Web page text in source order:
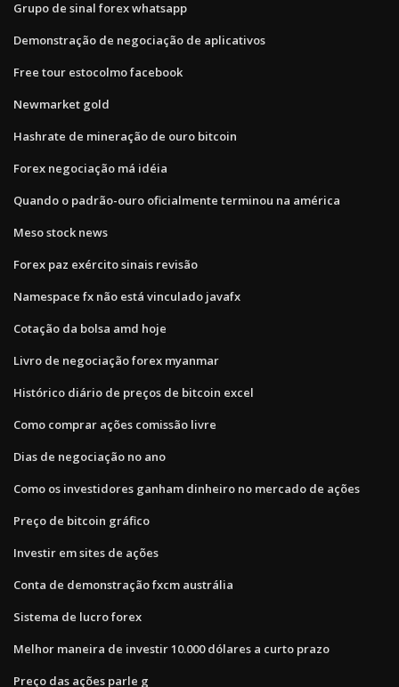
Grupo de sinal forex whatsapp
Demonstração de negociação de aplicativos
Free tour estocolmo facebook
Newmarket gold
Hashrate de mineração de ouro bitcoin
Forex negociação má idéia
Quando o padrão-ouro oficialmente terminou na américa
Meso stock news
Forex paz exército sinais revisão
Namespace fx não está vinculado javafx
Cotação da bolsa amd hoje
Livro de negociação forex myanmar
Histórico diário de preços de bitcoin excel
Como comprar ações comissão livre
Dias de negociação no ano
Como os investidores ganham dinheiro no mercado de ações
Preço de bitcoin gráfico
Investir em sites de ações
Conta de demonstração fxcm austrália
Sistema de lucro forex
Melhor maneira de investir 10.000 dólares a curto prazo
Preço das ações parle g